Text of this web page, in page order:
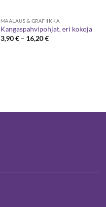
MAALAUS & GRAFIIKKA
Kangaspahvipohjat, eri kokoja
3,90€ – 16,20€Hintaluokka: